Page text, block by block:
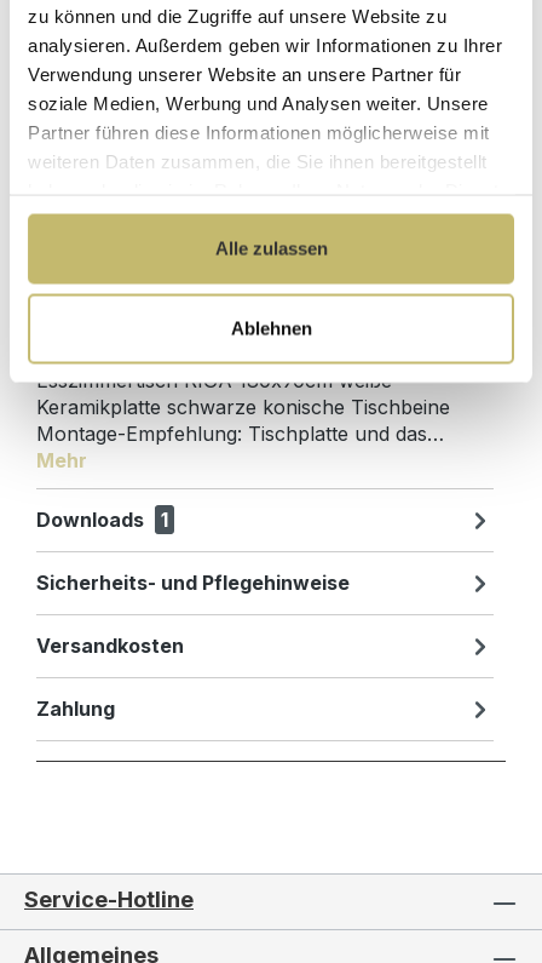
zu können und die Zugriffe auf unsere Website zu
analysieren. Außerdem geben wir Informationen zu Ihrer
Verwendung unserer Website an unsere Partner für
soziale Medien, Werbung und Analysen weiter. Unsere
Partner führen diese Informationen möglicherweise mit
weiteren Daten zusammen, die Sie ihnen bereitgestellt
gesammelt haben.
Alle zulassen
Ablehnen
Kundenbetreuung
mit bester
Bewertung
Gut verpackt für
beschädigungsfreie
Lieferung
Designed in
Germany
1 Monat risikofreies
Rückgaberecht
Produktdetails
Esszimmertisch RIGA 180x90cm weiße
Keramikplatte schwarze konische Tischbeine
Montage-Empfehlung: Tischplatte und das…
Mehr
Downloads 1
Sicherheits- und Pflegehinweise
Versandkosten
Zahlung
Service-Hotline
Allgemeines